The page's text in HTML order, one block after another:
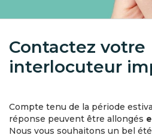
Contactez votre
interlocuteur
Formulaire
Compte tenu de la période
réponse peuvent être allongés
Nous vous souhaitons un bel été